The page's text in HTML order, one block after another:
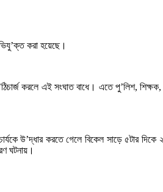
করা হয়েছে।
লা’ঠিচার্জ করলে এই সংঘাত বাধে। এতে পু’লিশ,
উ’দ্ধার করতে গেলে বিকেল সাড়ে ৫টার
ঘটনায়।